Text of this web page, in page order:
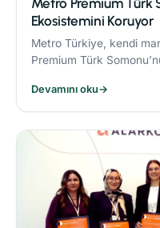
Metro Premium Türk
Ekosistemini Koruyor
Metro Türkiye, kendi
Premium Türk
uyguluyor.
Devamını oku→